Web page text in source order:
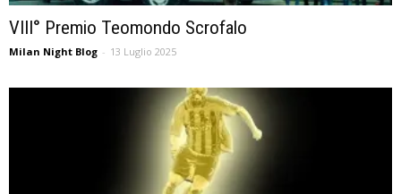
VIII° Premio Teomondo Scrofalo
Milan Night Blog - 13 Luglio 2025